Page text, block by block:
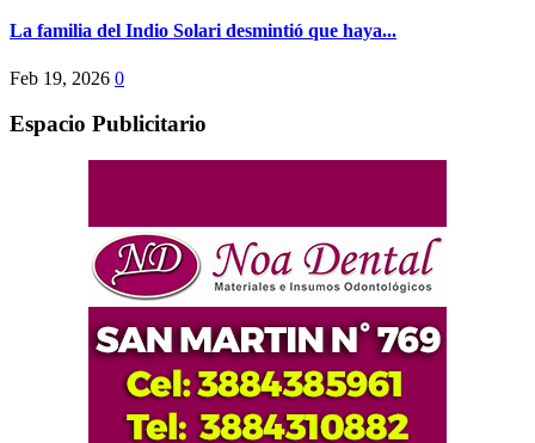
La familia del Indio Solari desmintió que haya...
Feb 19, 2026 0
Espacio Publicitario